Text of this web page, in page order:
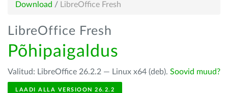
Download / LibreOffice Fresh
LibreOffice Fresh
Põhipaigaldus
Valitud: LibreOffice 26.2.2 — Linux x64 (deb). Soovid muud?
LAADI ALLA VERSIOON 26.2.2